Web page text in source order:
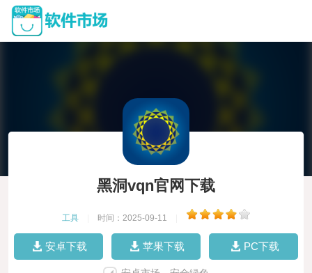
黑洞vqn官网下载
工具 时间：2025-09-11
安卓下载 苹果下载 PC下载